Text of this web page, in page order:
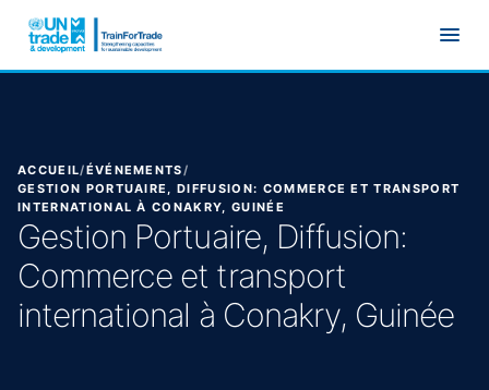
ACCUEIL/ÉVÉNEMENTS/
GESTION PORTUAIRE, DIFFUSION: COMMERCE ET TRANSPORT
INTERNATIONAL À CONAKRY, GUINÉE
Gestion Portuaire, Diffusion:
Commerce et transport
international à Conakry, Guinée